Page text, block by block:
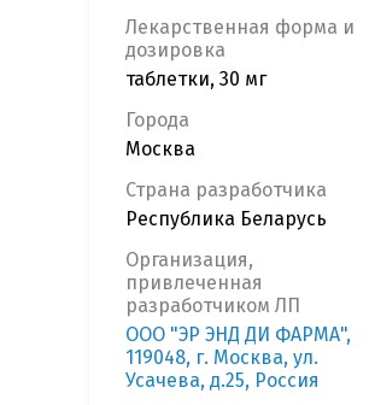
Лекарственная форма и
дозировка
таблетки, 30 мг
Города
Москва
Страна разработчика
Республика Беларусь
Организация,
привлеченная
разработчиком ЛП
ООО "ЭР ЭНД ДИ ФАРМА",
119048, г. Москва, ул.
Усачева, д.25, Россия